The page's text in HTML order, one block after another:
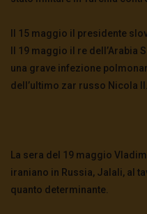
Il 15 maggio il presidente
Il 19 maggio il re dell’Arabia
una grave infezione
dell’ultimo zar russo Nicola II.
La sera del 19 maggio
iraniano in Russia, Jalali, al
quanto determinante.